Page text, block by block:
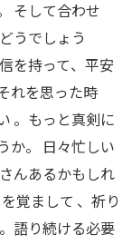
そして合わせ
うでしょう
を持って、 平安
れを思った時
。 もっと真剣に
か。 日々忙しい
んあるかもしれ
覚まして 、 祈り
。 語り続ける必要